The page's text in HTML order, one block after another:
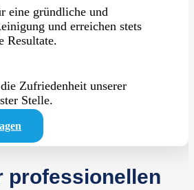
eine gründliche und
und erreichen stets
Resultate.
Zufriedenheit unserer
Stelle.
professionellen